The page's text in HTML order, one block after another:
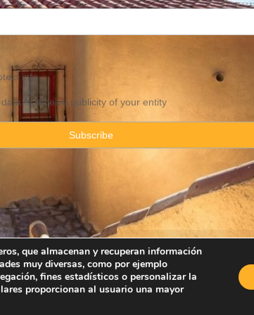
info
to receive publicity of your entity
Spain By JadeVillas S.L. ·Legal advice Privacy
que almacenan y recuperan información
muy diversas, como por ejemplo
fines estadísticos o personalizar la
proporcionan al usuario una mayor